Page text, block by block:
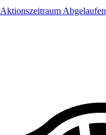
Aktionszeitraum Abgelaufen